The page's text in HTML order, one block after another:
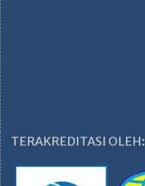
TERAKREDITASI OLEH: